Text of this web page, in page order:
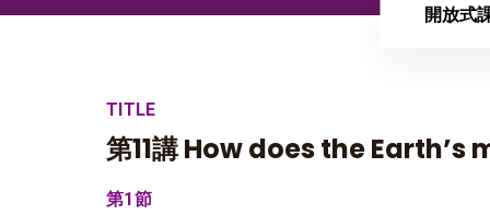
開放式
TITLE
第11講 How does the
第1節